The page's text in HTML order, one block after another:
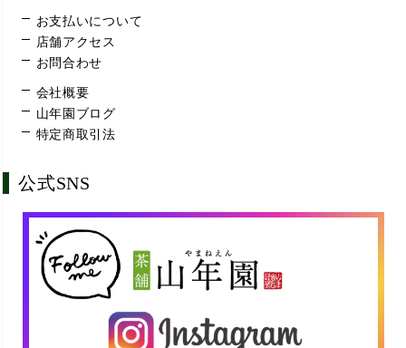
お支払いについて
店舗アクセス
お問合わせ
会社概要
山年園ブログ
特定商取引法
公式SNS